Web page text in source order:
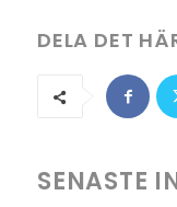
DELA DET
SENASTE